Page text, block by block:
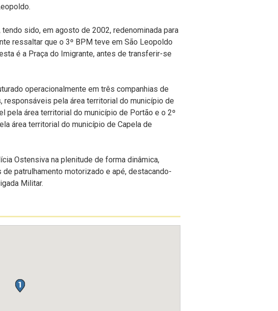
sido, em agosto de 2002, redenominada para
ressaltar que o 3º BPM teve em São Leopoldo
é a Praça do Imigrante, antes de transferir-se
operacionalmente em três companhias de
responsáveis pela área territorial do município de
pela área territorial do município de Portão e o 2º
área territorial do município de Capela de
Ostensiva na plenitude de forma dinâmica,
patrulhamento motorizado e apé, destacando-
Militar.